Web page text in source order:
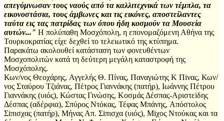
απεγύμνωσαν τους ναούς από τα καλλιτεχνικά των τέμπλα, τα
εικονοστάσια, τους άμβωνες και τις εικόνες, αποστείλαντες
ταύτα εις τας πατρίδας των όπου ήδη κοσμούν τα Μουσεία
αυτών..." Η πολύπαθη Μοσχόπολη, η επονομαζόμενη Αθήνα της
Τουρκοκρατίας είχε δεχθεί το τελειωτικό της κτύπημα.
Παρακάτω ακολουθεί κατάσταση των φονευθέντων
Μοσχοπολιτών κατά τη δεύτερη μεγάλη καταστροφή της
Μοσχόπολης.
Κων/νος Θεοχάρης, Αγγελής Θ. Πίνας, Παναγιώτης Κ Πiνας, Κων/
νος Σταύρου Τζιάνας, Πέτρος Γιαννάκης (πατήρ), Ιωάννης Πέτρου
Γιαννάκης (υιός), Κώστας Γινώσης, Κοσμάς Δέσπας-Αριστεiδης
Δέσπας (αδέρφια), Σπύρος Ντόκας, Τέφας Μπάνης, Απόστολος
Σiπισχας (πατήρ), Μήνας Απ. Σiπισχα (υιός), Μiχος Ντούκας και τα